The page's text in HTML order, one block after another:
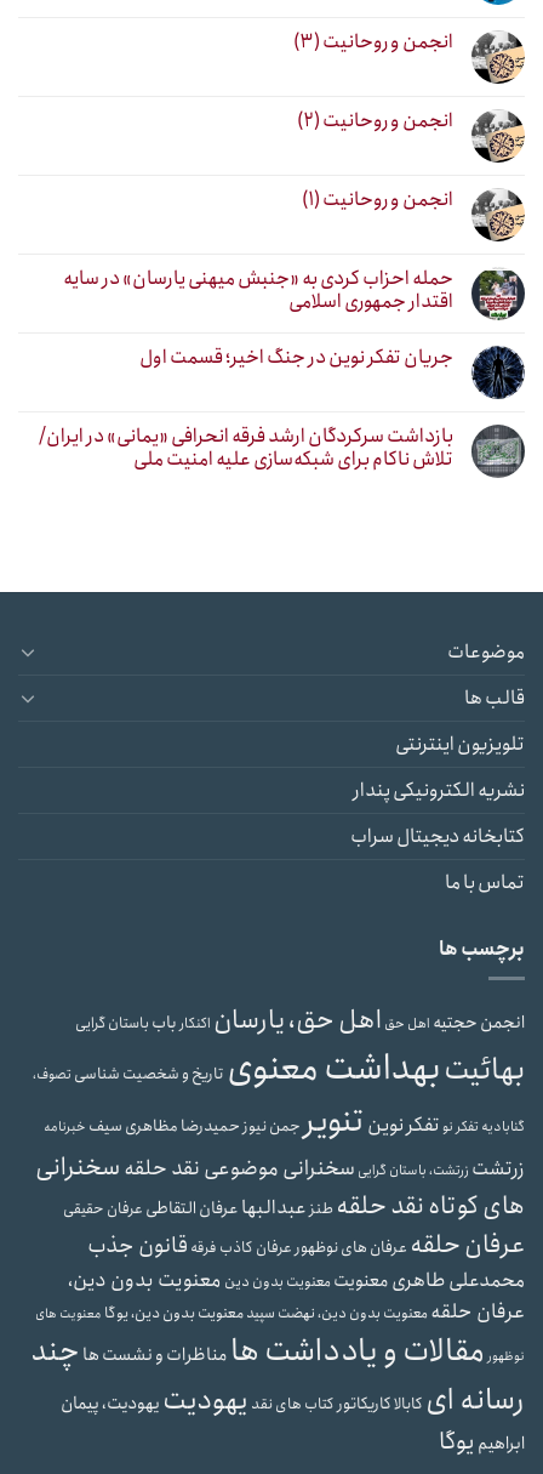
انجمن و روحانیت (۳)
انجمن و روحانیت (۲)
انجمن و روحانیت (۱)
حمله احزاب کردی به «جنبش میهنی یارسان» در سایه
اقتدار جمهوری اسلامی
جریان تفکر نوین در جنگ اخیر؛ قسمت اول
بازداشت سرکردگان ارشد فرقه انحرافی «یمانی» در ایران/
تلاش ناکام برای شبکه‌سازی علیه امنیت ملی
موضوعات
قالب ها
تلویزیون اینترنتی
نشریه الکترونیکی پندار
کتابخانه دیجیتال سراب
تماس با ما
برچسب ها
انجمن حجتیه اهل حق اهل حق، یارسان اکنکارباب باستان گرایی
بهائیتبهداشت معنوی تاریخ و شخصیت شناسی تصوف،
گنابادیه تفکر نوتفکر نوین تنویرجمن نیوزحمیدرضا مظاهری سیف خبرنامه
زرتشت زرتشت، باستان گرایی سخنرانی موضوعی نقد حلقهسخنرانی
های کوتاه نقد حلقه طنزعبدالبهاعرفان التقاطی عرفان حقیقی
عرفان حلقه عرفان های نوظهورعرفان کاذب فرقه قانون جذب
محمدعلی طاهریمعنویتمعنویت بدون دین معنویت بدون دین،
عرفان حلقهمعنویت بدون دین، نهضت سپیدمعنویت بدون دین، یوگا معنویت های
نوظهور مقالات و یادداشت ها مناظرات و نشست ها چند
رسانه ای کابالاکاریکاتورکتاب های نقد یهودیت یهودیت، پیمان
ابراهیم یوگا